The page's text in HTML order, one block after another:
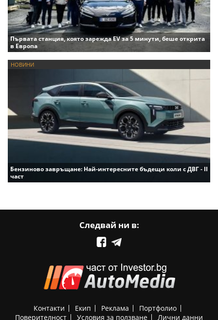
Първата станция, която зарежда EV за 5 минути, беше открита
в Европа
НОВИНИ
Бензиново завръщане: Най-интересните бъдещи коли с ДВГ - II
част
Следвай ни в:
Контакти Екип Реклама
Портфолио
Поверителност
Условия за ползване Лични данни